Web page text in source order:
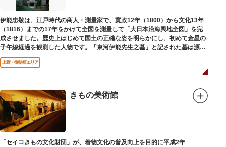
伊能忠敬は、江戸時代の商人・測量家で、寛政12年（1800）から文化13年
（1816）までの17年をかけて全国を測量して「大日本沿海輿地全図」を完
成させました。歴史上はじめて国土の正確な姿を明らかにし、初めて金星の
子午線経過を観測した人物です。「東河伊能先生之墓」と記された墓は源空
寺（げんくうじ）にあります。
上野・御徒町エリア
きもの美術館
「セイコきもの文化財団」が、着物文化の普及向上を目的に平成2年